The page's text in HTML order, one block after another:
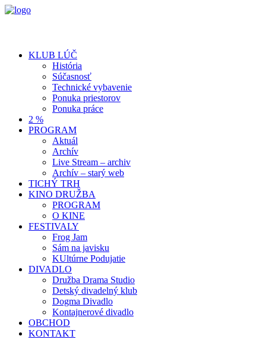
KLUB LÚČ
História
Súčasnosť
Technické vybavenie
Ponuka priestorov
Ponuka práce
2 %
PROGRAM
Aktuál
Archív
Live Stream – archiv
Archív – starý web
TICHÝ TRH
KINO DRUŽBA
PROGRAM
O KINE
FESTIVALY
Frog Jam
Sám na javisku
KUltúrne Podujatie
DIVADLO
Družba Drama Studio
Detský divadelný klub
Dogma Divadlo
Kontajnerové divadlo
OBCHOD
KONTAKT